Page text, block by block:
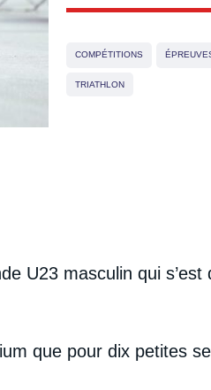
COMPÉTITIONS
TRIATHLON
U23 masculin qui s’est
que pour dix petites